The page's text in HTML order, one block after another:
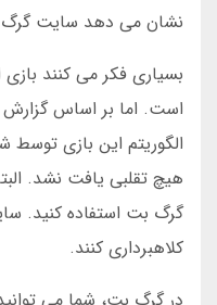
نشان می دهد سایت
بسیاری فکر می کنند
الگوریتم این بازی
هیچ تقلبی یافت نشد.
گرگ بت استفاده کنید.
کلاهبرداری کنند.